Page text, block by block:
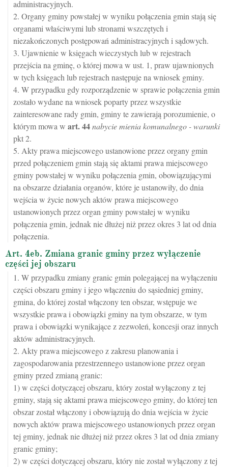
administracyjnych.
2. Organy gminy powstałej w wyniku połączenia gmin stają się
organami właściwymi lub stronami wszczętych i
niezakończonych postępowań administracyjnych i sądowych.
3. Ujawnienie w księgach wieczystych lub w rejestrach
przejścia na gminę, o której mowa w ust. 1, praw ujawnionych
w tych księgach lub rejestrach następuje na wniosek gminy.
4. W przypadku gdy rozporządzenie w sprawie połączenia gmin
zostało wydane na wniosek poparty przez wszystkie
zainteresowane rady gmin, gminy te zawierają porozumienie, o
którym mowa w art.44nabycie mienia komunalnego - warunki
pkt 2.
5. Akty prawa miejscowego ustanowione przez organy gmin
przed połączeniem gmin stają się aktami prawa miejscowego
gminy powstałej w wyniku połączenia gmin, obowiązującymi
na obszarze działania organów, które je ustanowiły, do dnia
wejścia w życie nowych aktów prawa miejscowego
ustanowionych przez organ gminy powstałej w wyniku
połączenia gmin, jednak nie dłużej niż przez okres 3 lat od dnia
połączenia.
Art. 4eb. Zmiana granic gminy przez wyłączenie
części jej obszaru
1. W przypadku zmiany granic gmin polegającej na wyłączeniu
części obszaru gminy i jego włączeniu do sąsiedniej gminy,
gmina, do której został włączony ten obszar, wstępuje we
wszystkie prawa i obowiązki gminy na tym obszarze, w tym
prawa i obowiązki wynikające z zezwoleń, koncesji oraz innych
aktów administracyjnych.
2. Akty prawa miejscowego z zakresu planowania i
zagospodarowania przestrzennego ustanowione przez organ
gminy przed zmianą granic:
1) w części dotyczącej obszaru, który został wyłączony z tej
gminy, stają się aktami prawa miejscowego gminy, do której ten
obszar został włączony i obowiązują do dnia wejścia w życie
nowych aktów prawa miejscowego ustanowionych przez organ
tej gminy, jednak nie dłużej niż przez okres 3 lat od dnia zmiany
granic gminy;
2) w części dotyczącej obszaru, który nie został wyłączony z tej